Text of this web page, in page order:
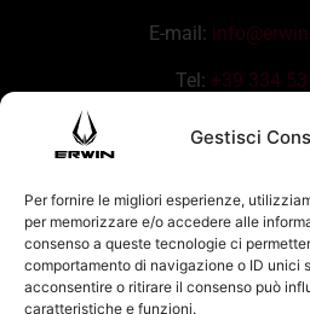
Gestisci
Per fornire le migliori esperienze,
per memorizzare e/o accedere alle
consenso a queste tecnologie ci
comportamento di navigazione o ID unici
acconsentire o ritirare il consenso può
caratteristiche e funzioni.
E-mail:
Tel: +39 334